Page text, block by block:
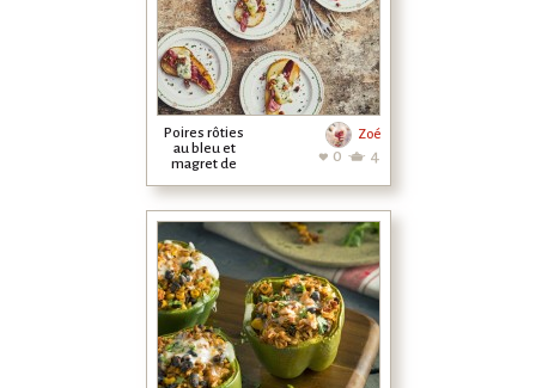
Poires rôties
au bleu et
magret de
Zoé
0 4